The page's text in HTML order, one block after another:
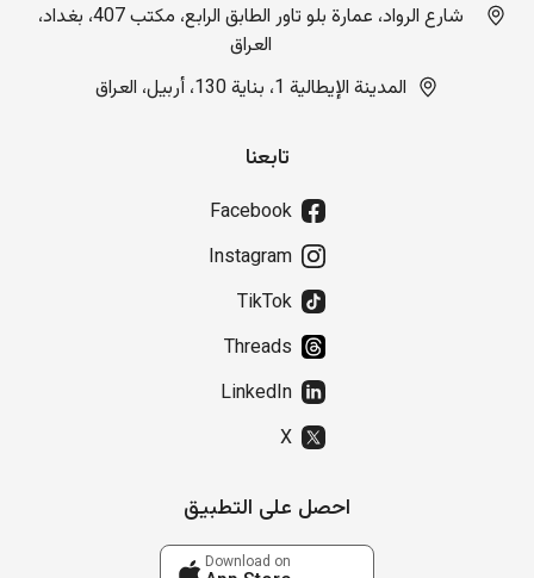
شارع الرواد، عمارة بلو تاور الطابق الرابع، مكتب 407، بغداد،
العراق
المدينة الإيطالية 1، بناية 130، أربيل، العراق
تابعنا
Facebook
Instagram
TikTok
Threads
LinkedIn
X
احصل على التطبيق
Download on